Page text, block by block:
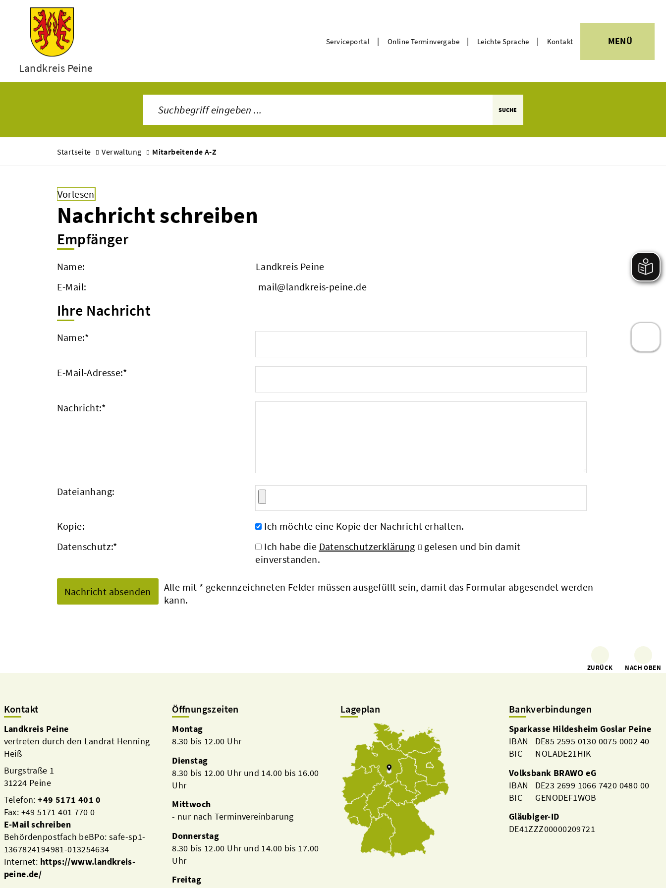
Landkreis Peine
Serviceportal | Online Terminvergabe | Leichte Sprache | Kontakt MENÜ
SUCHE
Startseite Verwaltung Mitarbeitende A-Z
Vorlesen
Nachricht schreiben
Empfänger
Name:
Landkreis Peine
E-Mail:
mail@landkreis-peine.de
Ihre Nachricht
Name:*
E-Mail-Adresse:*
Nachricht:*
Dateianhang:
Kopie:
Ich möchte eine Kopie der Nachricht erhalten.
Datenschutz:* Ich habe die Datenschutzerklärung
gelesen und bin damit
einverstanden.
Alle mit * gekennzeichneten Felder müssen ausgefüllt sein, damit das Formular abgesendet werden
kann.
ZURÜCK NACH OBEN
Kontakt
Landkreis Peine
vertreten durch den Landrat Henning
Heiß
Burgstraße 1
31224 Peine
Telefon:+49 5171 401 0
Fax: +49 5171 401 770 0
E-Mail schreiben
Behördenpostfach beBPo: safe-sp1-
1367824194981-013254634
Internet: https://www.landkreis-
peine.de/
Öffnungszeiten
Montag
8.30 bis 12.00 Uhr
Dienstag
8.30 bis 12.00 Uhr und 14.00 bis 16.00
Uhr
Mittwoch
- nur nach Terminvereinbarung
Donnerstag
8.30 bis 12.00 Uhr und 14.00 bis 17.00
Uhr
Freitag
Lageplan Bankverbindungen
Sparkasse Hildesheim Goslar Peine
IBAN DE85 2595 0130 0075 0002 40
BIC NOLADE21HIK
Volksbank BRAWO eG
IBAN DE23 2699 1066 7420 0480 00
BIC GENODEF1WOB
Gläubiger-ID
DE41ZZZ00000209721